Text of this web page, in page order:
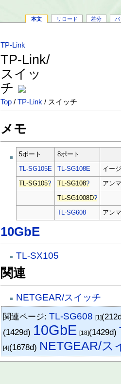
本文 リロード 差分 バ
TP-Link
TP-Link/
スイッ
チ
Top /TP-Link / スイッチ
メモ
5ポート 8ポート
TL-SG105E TL-SG108E イー
TL-SG105? TL-SG108? アン
TL-SG1008D?
TL-SG608 アン
10GbE
TL-SX105
関連
NETGEAR/スイッチ
関連ページ:TL-SG608 [1]
(1429d) 10GbE [18](1429d)
[4](1678d) NETGEAR/ス